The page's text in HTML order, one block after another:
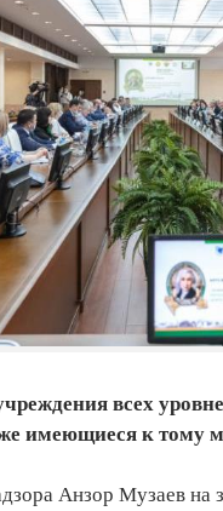
всех
имеющиеся к тому
Анзор Музаев на